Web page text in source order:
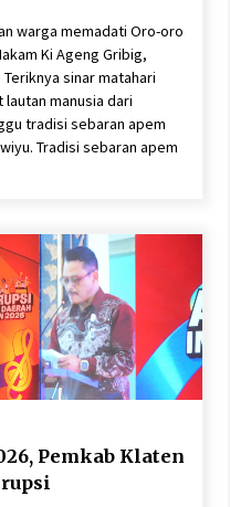
warga memadati Oro-oro
Ki Ageng Gribig,
sinar matahari
manusia dari
tradisi sebaran apem
Tradisi sebaran apem
Pemkab Klaten